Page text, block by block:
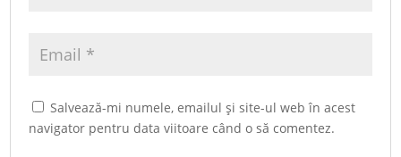
Salvează-mi numele, emailul și site-ul web în acest
navigator pentru data viitoare când o să comentez.